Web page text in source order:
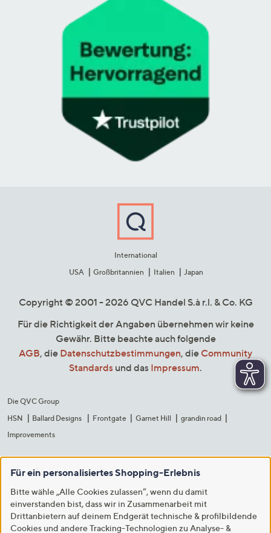
International
USA
Großbritannien Italien Japan
Copyright © 2001 - 2026 QVC Handel S.à r.l. & Co. KG
Für die Richtigkeit der Angaben übernehmen wir keine
Gewähr. Bitte beachte auch folgende
AGB, die Datenschutzbestimmungen, die Community
Standards und das Impressum.
Die QVC Group
HSN
Ballard Designs Frontgate Garnet Hill
grandin road
Improvements
Für ein personalisiertes Shopping-Erlebnis
Bitte wähle „Alle Cookies zulassen“, wenn du damit
einverstanden bist, dass wir in Zusammenarbeit mit
Drittanbietern auf deinem Endgerät technische & profilbildende
Cookies und andere Tracking-Technologien zu Analyse- &